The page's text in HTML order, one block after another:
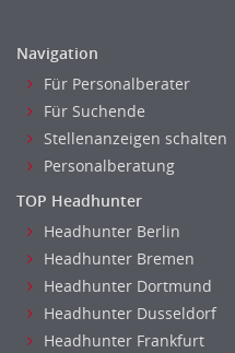
Navigation
Für Personalberater
Für Suchende
Stellenanzeigen schalten
Personalberatung
TOP Headhunter
Headhunter Berlin
Headhunter Bremen
Headhunter Dortmund
Headhunter Dusseldorf
Headhunter Frankfurt